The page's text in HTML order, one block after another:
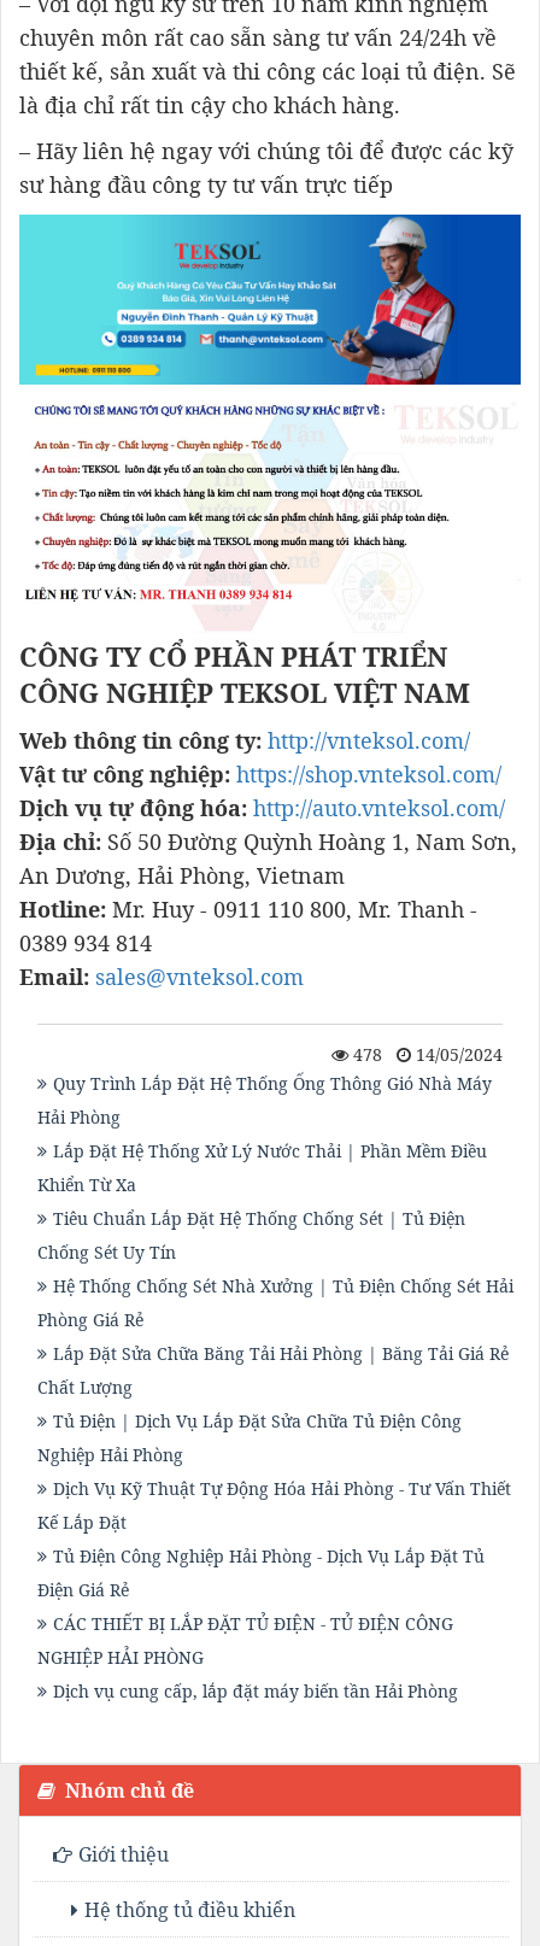
chuyên môn rất cao sẵn sàng tư vấn 24/24h về
thiết kế, sản xuất và thi công các loại tủ điện. Sẽ
là địa chỉ rất tin cậy cho khách hàng.
– Hãy liên hệ ngay với chúng tôi để được các kỹ
sư hàng đầu công ty tư vấn trực tiếp
CÔNG TY CỔ PHẦN PHÁT TRIỂN
CÔNG NGHIỆP TEKSOL VIỆT NAM
Web thông tin công ty: http://vnteksol.com/
Vật tư công nghiệp: https://shop.vnteksol.com/
Dịch vụ tự động hóa: http://auto.vnteksol.com/
Địa chỉ: Số 50 Đường Quỳnh Hoàng 1, Nam Sơn,
An Dương, Hải Phòng, Vietnam
Hotline: Mr. Huy - 0911 110 800, Mr. Thanh -
0389 934 814
Email: sales@vnteksol.com
478
14/05/2024
Quy Trình Lắp Đặt Hệ Thống Ống Thông Gió Nhà Máy
Hải Phòng
Lắp Đặt Hệ Thống Xử Lý Nước Thải | Phần Mềm Điều
Khiển Từ Xa
Tiêu Chuẩn Lắp Đặt Hệ Thống Chống Sét | Tủ Điện
Chống Sét Uy Tín
Hệ Thống Chống Sét Nhà Xưởng | Tủ Điện Chống Sét Hải
Phòng Giá Rẻ
Lắp Đặt Sửa Chữa Băng Tải Hải Phòng | Băng Tải Giá Rẻ
Chất Lượng
Tủ Điện | Dịch Vụ Lắp Đặt Sửa Chữa Tủ Điện Công
Nghiệp Hải Phòng
Dịch Vụ Kỹ Thuật Tự Động Hóa Hải Phòng - Tư Vấn Thiết
Kế Lắp Đặt
Tủ Điện Công Nghiệp Hải Phòng - Dịch Vụ Lắp Đặt Tủ
Điện Giá Rẻ
CÁC THIẾT BỊ LẮP ĐẶT TỦ ĐIỆN - TỦ ĐIỆN CÔNG
NGHIỆP HẢI PHÒNG
Dịch vụ cung cấp, lắp đặt máy biến tần Hải Phòng
Nhóm chủ đề
Giới thiệu
Hệ thống tủ điều khiển